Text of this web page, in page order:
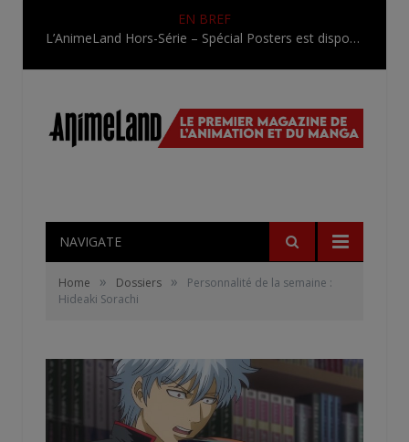
EN BREF
L’AnimeLand Hors-Série – Spécial Posters est disponible !
NAVIGATE
Home » Dossiers »
Personnalité de la semaine :
Hideaki Sorachi